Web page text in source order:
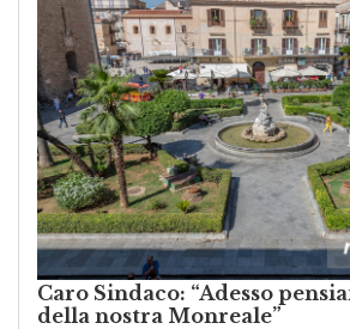
Caro Sindaco: “Adesso
della nostra Monreale”